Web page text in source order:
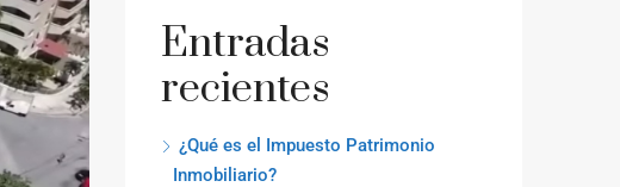
Entradas
recientes
¿Qué es el Impuesto Patrimonio
Inmobiliario?